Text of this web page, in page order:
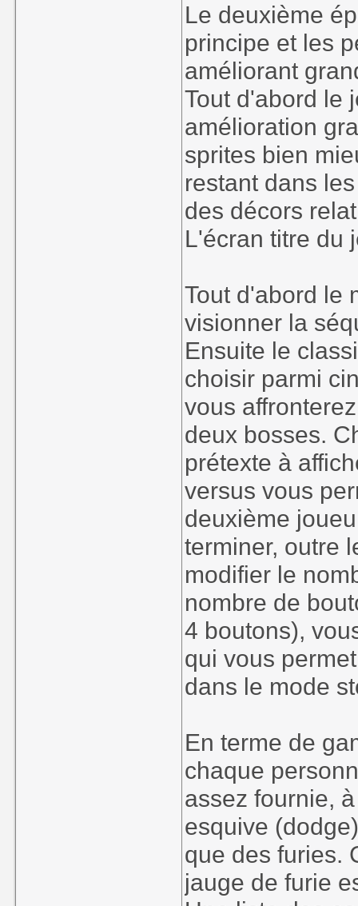
Le deuxième
principe et les
améliorant
Tout d'abord le
amélioration
sprites bien
restant dans
des décors
L'écran titre du
Tout d'abord le
visionner la
Ensuite le
choisir parmi
vous
deux bosses.
prétexte à
versus vous
deuxième
terminer, outre
modifier le
nombre de
4 boutons),
qui vous
dans le mode
En terme de
chaque
assez fournie,
esquive
que des furies.
jauge de furie